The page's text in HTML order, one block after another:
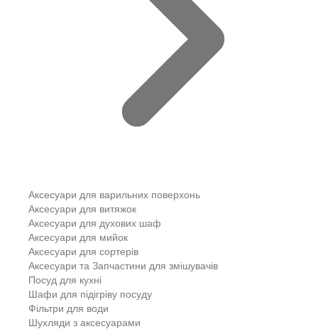
Аксесуари для варильних поверхонь
Аксесуари для витяжок
Аксесуари для духових шаф
Аксесуари для мийок
Аксесуари для сортерів
Аксесуари та Запчастини для змішувачів
Посуд для кухні
Шафи для підігріву посуду
Фільтри для води
Шухляди з аксесуарами